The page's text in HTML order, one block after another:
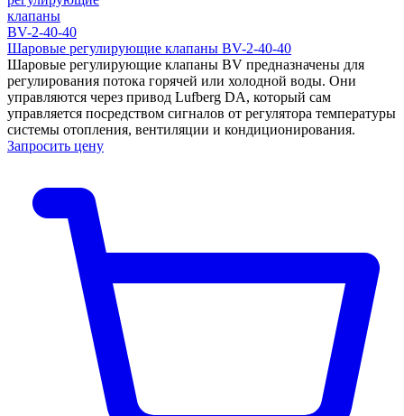
Шаровые регулирующие клапаны BV-2-40-40
Шаровые регулирующие клапаны BV предназначены для
регулирования потока горячей или холодной воды. Они
управляются через привод Lufberg DA, который сам
управляется посредством сигналов от регулятора температуры
системы отопления, вентиляции и кондиционирования.
Запросить цену